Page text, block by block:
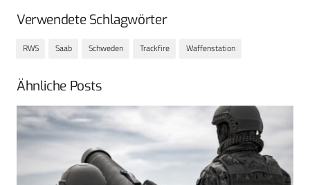
Verwendete Schlagwörter
RWS Saab Schweden Trackfire Waffenstation
Ähnliche Posts